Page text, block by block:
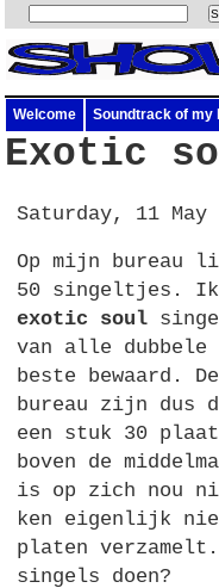
Welcome Soundtrack of my
Exotic
Saturday, 11 May
Op mijn bureau
50 singeltjes. Ik
exotic soul
van alle dubbele
beste bewaard.
bureau zijn dus
een stuk 30
boven de
is op zich nou
ken eigenlijk
platen
singels doen?